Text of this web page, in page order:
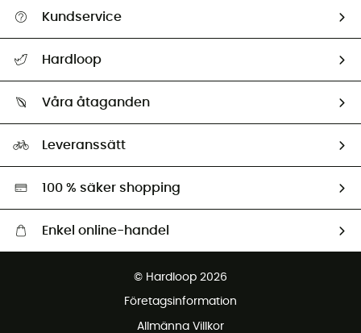
Kundservice
Retur & återbetalning
Hardloop
Ambassadörer
Våra åtaganden
Miljöanpassat urval
Leveranssätt
100 % säker shopping
Enkel online-handel
Gratis retur inom 100 dagar
© Hardloop 2026
Företagsinformation
Allmänna Villkor